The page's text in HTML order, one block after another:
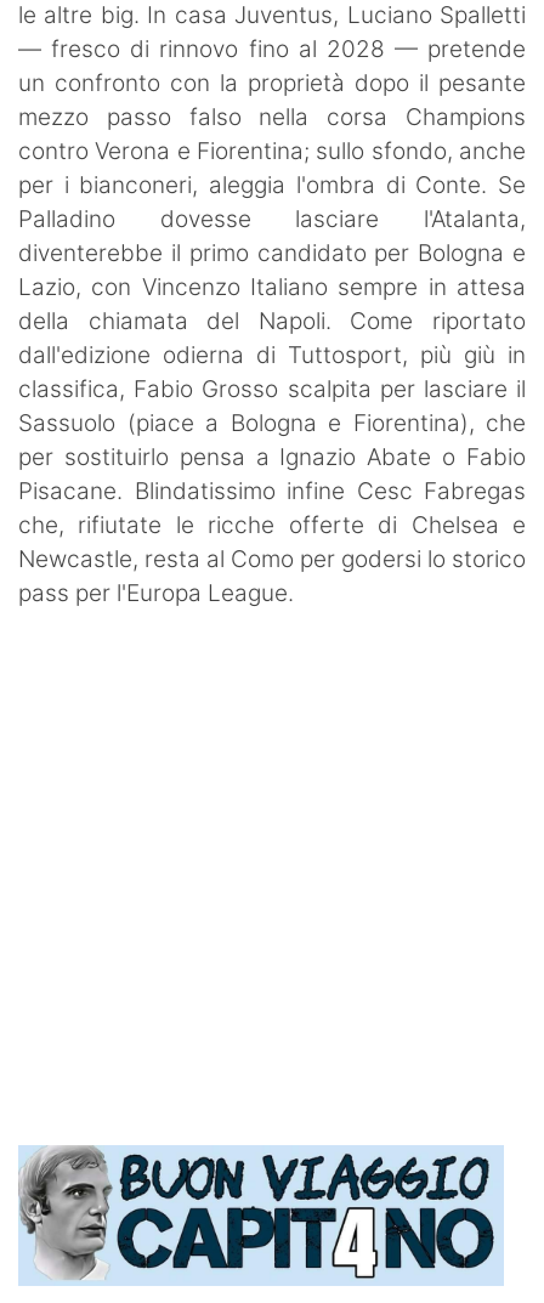
le altre big. In casa Juventus, Luciano Spalletti
— fresco di rinnovo fino al 2028 — pretende
un confronto con la proprietà dopo il pesante
mezzo passo falso nella corsa Champions
contro Verona e Fiorentina; sullo sfondo, anche
per i bianconeri, aleggia l'ombra di Conte. Se
Palladino dovesse lasciare l'Atalanta,
diventerebbe il primo candidato per Bologna e
Lazio, con Vincenzo Italiano sempre in attesa
della chiamata del Napoli. Come riportato
dall'edizione odierna di Tuttosport, più giù in
classifica, Fabio Grosso scalpita per lasciare il
Sassuolo (piace a Bologna e Fiorentina), che
per sostituirlo pensa a Ignazio Abate o Fabio
Pisacane. Blindatissimo infine Cesc Fabregas
che, rifiutate le ricche offerte di Chelsea e
Newcastle, resta al Como per godersi lo storico
pass per l'Europa League.